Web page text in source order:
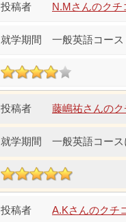
N.Mさんのクチ
一般英語コー
藤嶋祐さんの
一般英語コース
A.Kさんのクチ